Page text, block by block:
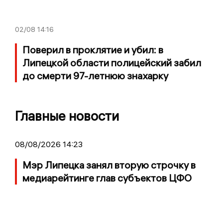
02/08 14:16
Поверил в проклятие и убил: в
Липецкой области полицейский забил
до смерти 97-летнюю знахарку
Главные новости
08/08/2026 14:23
Мэр Липецка занял вторую строчку в
медиарейтинге глав субъектов ЦФО